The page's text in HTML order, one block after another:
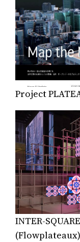
Project
INTER-
(Flowplateaux)